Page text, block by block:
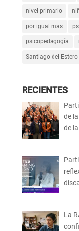
nivel primario
por igual mas
psicopedagogía
Santiago del Estero
RECIENTES
de
de
La